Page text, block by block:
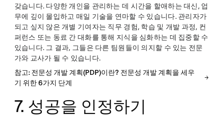
갖습니다. 다양한 개인을 관리하는 데 시간을 할애하는 대신, 업
무에 깊이 몰입하고 매일 기술을 연마할 수 있습니다. 관리자가
되고 싶지 않은 개별 기여자는 직무 경험, 학습 및 개발 과정, 컨
퍼런스 또는 동료 간 대화를 통해 지식을 심화하는 데 집중할 수
있습니다. 그 결과, 그들은 다른 팀원들이 의지할 수 있는 전문
가와 교사가 될 수 있습니다.
참고: 전문성 개발 계획(PDP)이란? 전문성 개발 계획을 세우
기 위한 6가지 단계
7. 성공을 인정하기